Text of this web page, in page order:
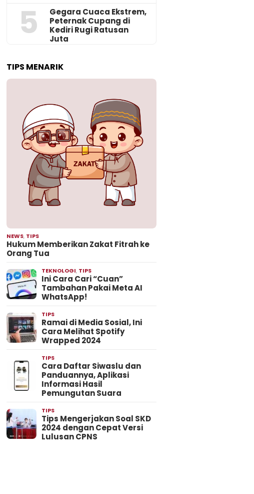
5
‎Gegara Cuaca Ekstrem,
Peternak Cupang di
Kediri Rugi Ratusan
Juta
TIPS MENARIK
NEWS, TIPS
Hukum Memberikan Zakat Fitrah ke
Orang Tua
TEKNOLOGI, TIPS
Ini Cara Cari “Cuan”
Tambahan Pakai Meta AI
WhatsApp!
TIPS
Ramai di Media Sosial, Ini
Cara Melihat Spotify
Wrapped 2024
TIPS
Cara Daftar Siwaslu dan
Panduannya, Aplikasi
Informasi Hasil
Pemungutan Suara
TIPS
Tips Mengerjakan Soal SKD
2024 dengan Cepat Versi
Lulusan CPNS